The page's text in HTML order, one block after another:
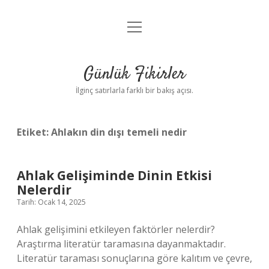
Anasayfa
Yasal Uyarı
menüyü
Günlük Fikirler
İlginç satırlarla farklı bir bakış açısı.
Etiket:Ahlakın din dışı temeli nedir
Ahlak Gelişiminde Dinin Etkisi
Nelerdir
Tarih: Ocak 14, 2025
Ahlak gelişimini etkileyen faktörler nelerdir?
Araştırma literatür taramasına dayanmaktadır.
Literatür taraması sonuçlarına göre kalıtım ve çevre,